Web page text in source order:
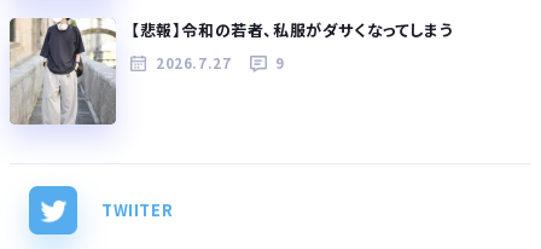
【悲報】令和の若者、私服がダサくなってしまう
2026.7.27 9
TWIITER